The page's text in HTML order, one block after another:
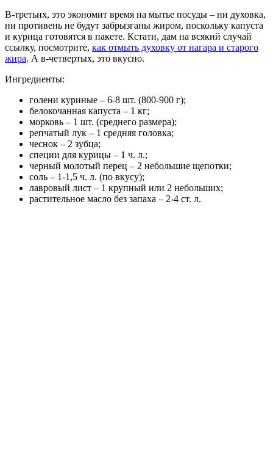
В-третьих, это экономит время на мытье посуды – ни духовка,
ни противень не будут забрызганы жиром, поскольку капуста
и курица готовятся в пакете. Кстати, дам на всякий случай
ссылку, посмотрите, как отмыть духовку от нагара и старого
жира. А в-четвертых, это вкусно.
Ингредиенты:
голени куриные – 6-8 шт. (800-900 г);
белокочанная капуста – 1 кг;
морковь – 1 шт. (среднего размера);
репчатый лук – 1 средняя головка;
чеснок – 2 зубца;
специи для курицы – 1 ч. л.;
черный молотый перец – 2 небольшие щепотки;
соль – 1-1,5 ч. л. (по вкусу);
лавровый лист – 1 крупный или 2 небольших;
растительное масло без запаха – 2-4 ст. л.